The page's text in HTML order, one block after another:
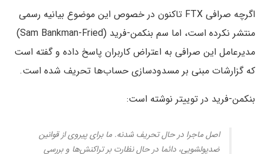
اگرچه صرافی FTX تاکنون در خصوص این موضوع بیانیه رسمی
منتشر نکرده است، اما سم بنکمن-فرید (Sam Bankman-Fried)
مدیرعامل این صرافی به اعتراض کاربران پاسخ داده و گفته است
که گزارشات مبنی بر مسدودسازی حساب‌ها تحریف شده است.
بنکمن-فرید در توییتر نوشته است:
اصل ماجرا در حال تحریف شدنه. ما برای پیروی از قوانین
ضدپولشویی، دائما در حال نظارت بر تراکنش‌ها و بررسی